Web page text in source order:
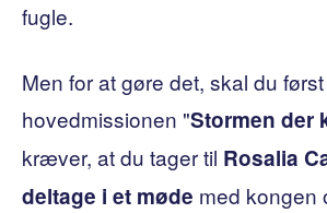
fugle.
Men for at gøre det, skal du
hovedmissionen "Stormen der
kræver, at du tager til Rosalia
deltage i et møde med kongen